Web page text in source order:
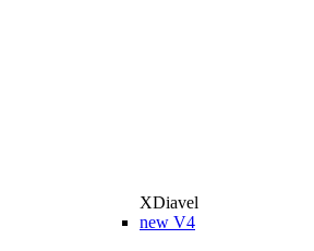
XDiavel
new V4